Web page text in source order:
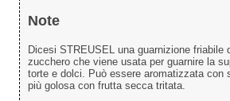
Note
Dicesi STREUSEL una guarnizione friabile
zucchero che viene usata per guarnire la
torte e dolci. Può essere aromatizzata con
più golosa con frutta secca tritata.